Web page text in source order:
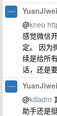
YuanJiwei
@kneo
感觉微信
定。 因为
续是给所
话，还是
YuanJiwei
@killadm
助手还是